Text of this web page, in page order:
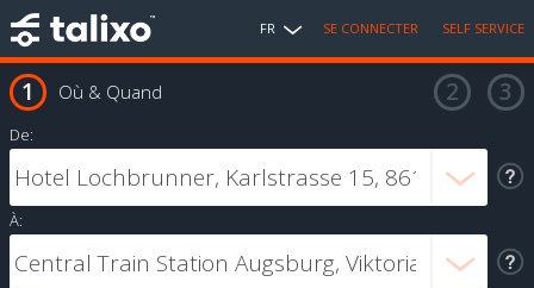
FR SE CONNECTER SELF SERVICE
Où & Quand
De:
À: